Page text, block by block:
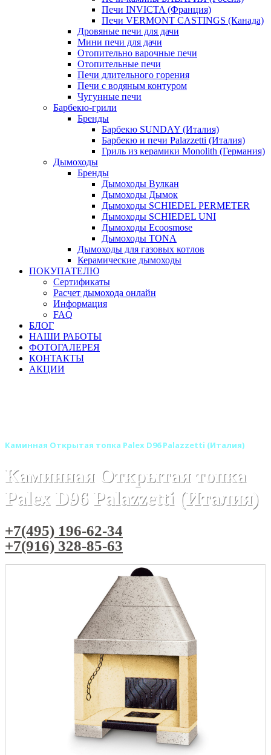
Печи INVICTA (Франция)
Печи VERMONT CASTINGS (Канада)
Дровяные печи для дачи
Мини печи для дачи
Отопительно варочные печи
Отопительные печи
Печи длительного горения
Печи с водяным контуром
Чугунные печи
Барбекю-грили
Бренды
Барбекю SUNDAY (Италия)
Барбекю и печи Palazzetti (Италия)
Гриль из керамики Monolith (Германия)
Дымоходы
Бренды
Дымоходы Вулкан
Дымоходы Дымок
Дымоходы SCHIEDEL PERMETER
Дымоходы SCHIEDEL UNI
Дымоходы Ecoosmose
Дымоходы TONA
Дымоходы для газовых котлов
Керамические дымоходы
ПОКУПАТЕЛЮ
Сертификаты
Расчет дымохода онлайн
Информация
FAQ
БЛОГ
НАШИ РАБОТЫ
ФОТОГАЛЕРЕЯ
КОНТАКТЫ
АКЦИИ
Каминная Открытая топка Palex D96 Palazzetti (Италия)
Каминная Открытая топка
Palex D96 Palazzetti (Италия)
+7(495) 196-62-34
+7(916) 328-85-63